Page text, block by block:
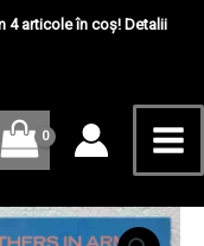
4 articole în coș! Detalii